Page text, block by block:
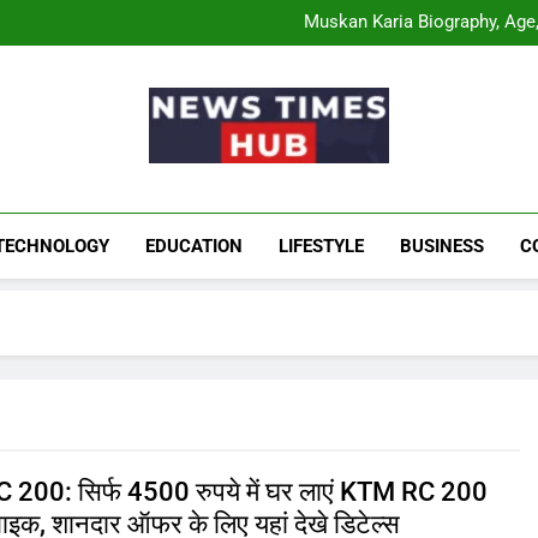
Muskan Karia Biography,
Shahneel Gill
Comatozze
Muskan Karia Biography,
News Times
EDUCATION LIFESTYLE BUSINESS
200: सिर्फ 4500 रुपये में घर लाएं KTM RC 200
शानदार ऑफर के लिए यहां देखे डिटेल्स